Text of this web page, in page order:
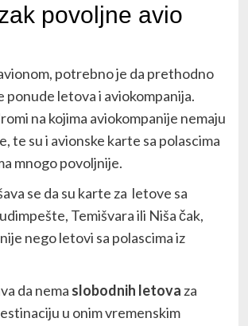
povoljne avio
potrebno je da prethodno
ponude letova i aviokompanija.
na kojima aviokompanije nemaju
te su i avionske karte sa polascima
mnogo povoljnije.
se da su karte za letove sa
Temišvara ili Niša čak,
nego letovi sa polascima iz
da nema slobodnih letova za
u onim vremenskim